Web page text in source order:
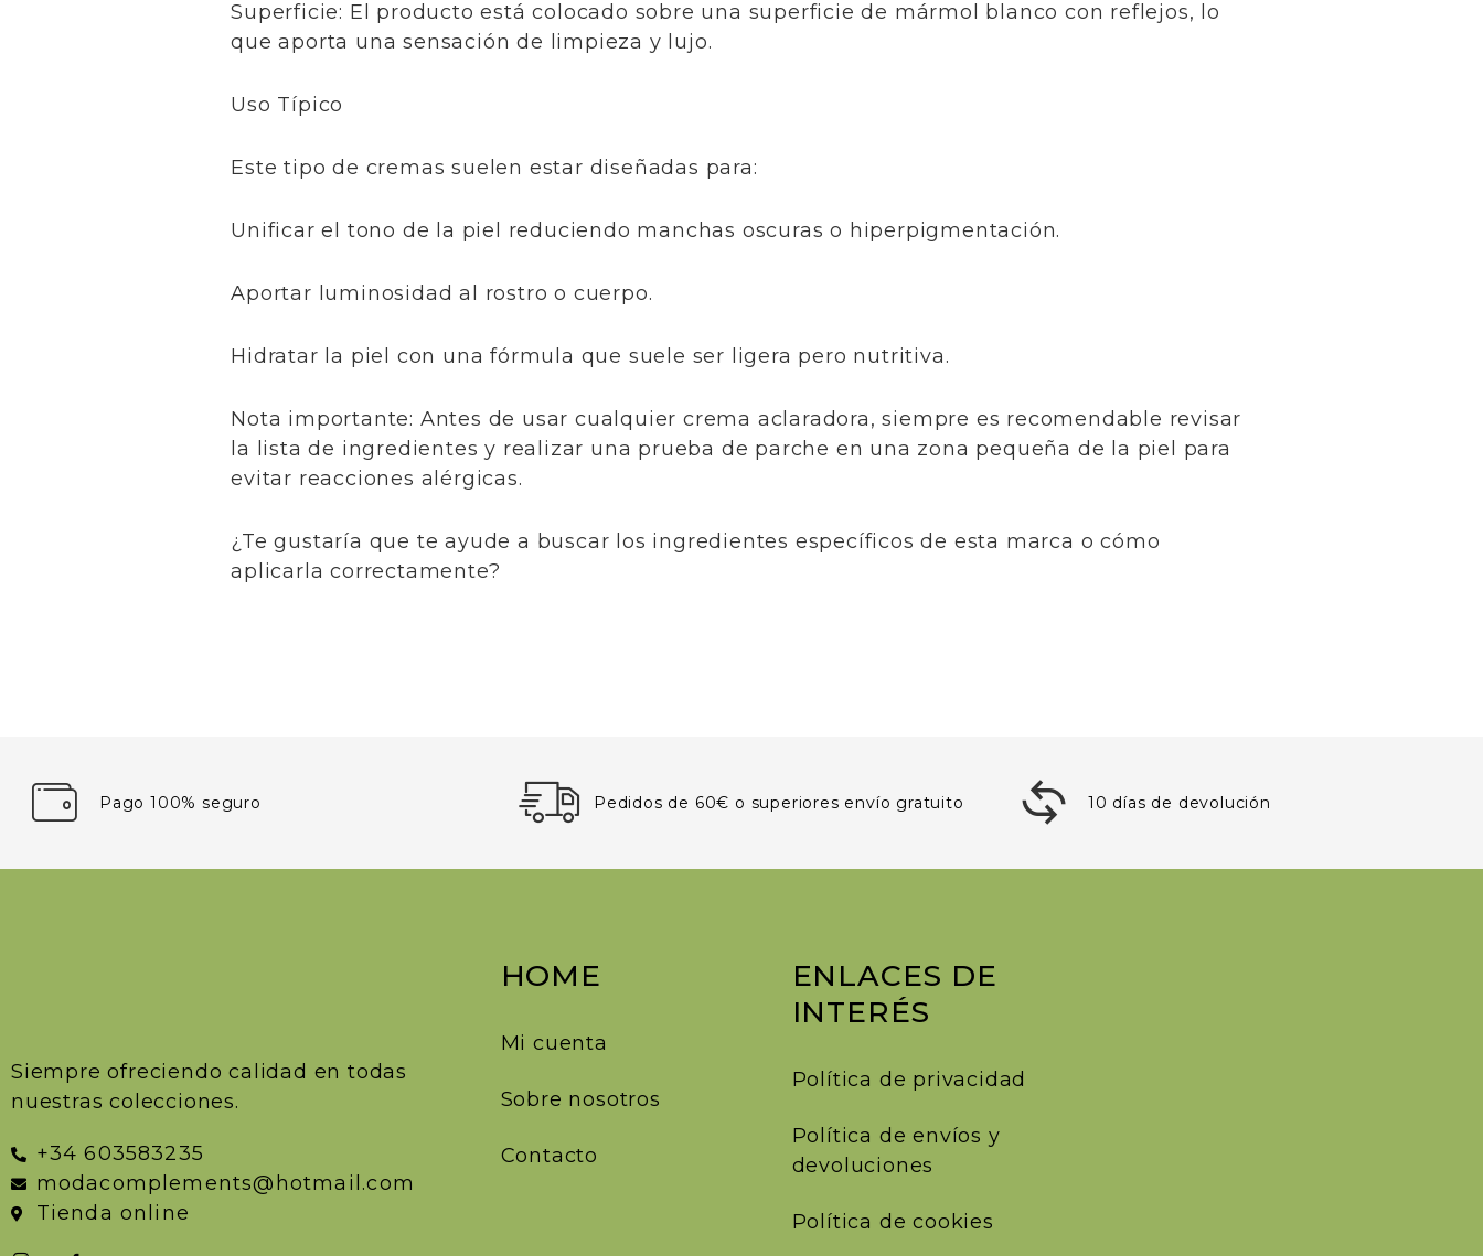
​Superficie: El producto está colocado sobre una superficie de mármol blanco con reflejos, lo
que aporta una sensación de limpieza y lujo.
​Uso Típico
​Este tipo de cremas suelen estar diseñadas para:
​Unificar el tono de la piel reduciendo manchas oscuras o hiperpigmentación.
​Aportar luminosidad al rostro o cuerpo.
​Hidratar la piel con una fórmula que suele ser ligera pero nutritiva.
​Nota importante: Antes de usar cualquier crema aclaradora, siempre es recomendable revisar
la lista de ingredientes y realizar una prueba de parche en una zona pequeña de la piel para
evitar reacciones alérgicas.
​¿Te gustaría que te ayude a buscar los ingredientes específicos de esta marca o cómo
aplicarla correctamente?
Pago 100% seguro Pedidos de 60€ o superiores envío gratuito 10 días de devolución
Siempre ofreciendo calidad en todas
nuestras colecciones.
+34 603583235
modacomplements@hotmail.com
Tienda online
HOME
Mi cuenta
Sobre nosotros
Contacto
ENLACES DE
INTERÉS
Política de privacidad
Política de envíos y
devoluciones
Política de cookies